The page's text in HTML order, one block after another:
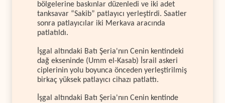
bölgelerine baskınlar düzenledi ve iki adet
tanksavar “Sakib” patlayıcı yerleştirdi. Saatler
sonra patlayıcılar iki Merkava aracında
patlatıldı.
İşgal altındaki Batı Şeria'nın Cenin kentindeki
dağ ekseninde (Umm el-Kasab) İsrail askeri
ciplerinin yolu boyunca önceden yerleştirilmiş
birkaç yüksek patlayıcı cihazı patlattı.
İşgal altındaki Batı Şeria'nın Cenin kentinde